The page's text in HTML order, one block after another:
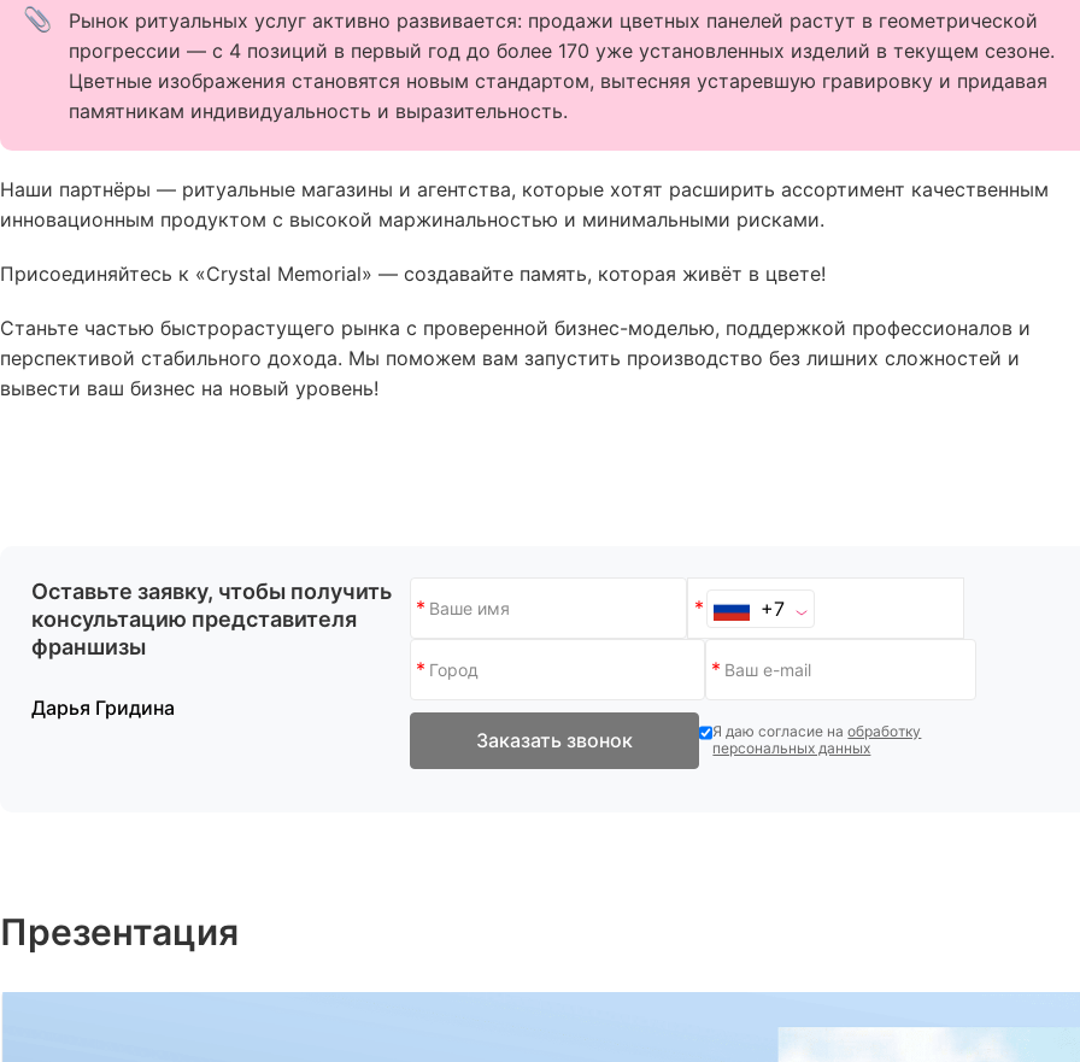
Рынок ритуальных услуг активно развивается: продажи цветных панелей растут в геометрической
прогрессии — с 4 позиций в первый год до более 170 уже установленных изделий в текущем сезоне.
Цветные изображения становятся новым стандартом, вытесняя устаревшую гравировку и придавая
памятникам индивидуальность и выразительность.
Наши партнёры — ритуальные магазины и агентства, которые хотят расширить ассортимент качественным
инновационным продуктом с высокой маржинальностью и минимальными рисками.
Присоединяйтесь к «Crystal Memorial» — создавайте память, которая живёт в цвете!
Станьте частью быстрорастущего рынка с проверенной бизнес-моделью, поддержкой профессионалов и
перспективой стабильного дохода. Мы поможем вам запустить производство без лишних сложностей и
вывести ваш бизнес на новый уровень!
Оставьте заявку, чтобы получить
консультацию представителя
франшизы
Дарья Гридина
+7
Заказать звонок Я даю согласие наобработку
персональных данных
Презентация